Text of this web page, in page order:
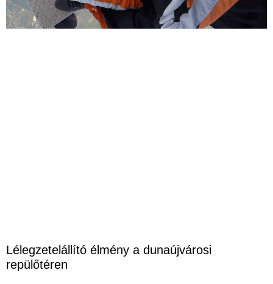
Lélegzetelállító élmény a dunaújvárosi
repülőtéren